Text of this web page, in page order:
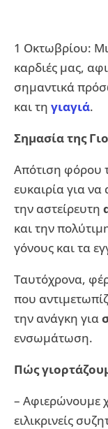
1 Οκτωβρίου:
καρδιές μας,
σημαντικά
και τη γιαγιά.
Σημασία της
Απότιση φόρου
ευκαιρία για
την αστείρευτη
και την
γόνους και τα
Ταυτόχρονα,
που
την ανάγκη για
ενσωμάτωση.
Πώς
– Αφιερώνουμε
ειλικρινείς